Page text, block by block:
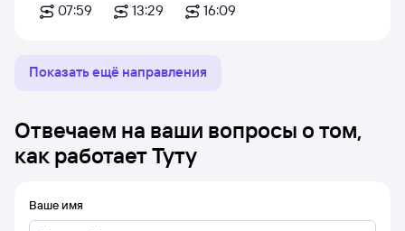
07:59
13:29 16:09
Показать ещё направления
Отвечаем на ваши вопросы о том,
как работает Туту
Ваше имя